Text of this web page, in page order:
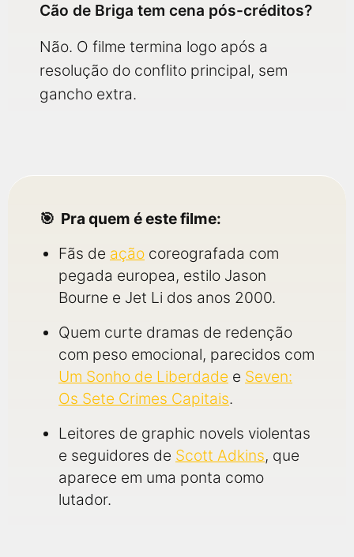
Cão de Briga tem cena pós-créditos?
Não. O filme termina logo após a
resolução do conflito principal, sem
gancho extra.
Pra quem é este filme:
Fãs de ação coreografada com
pegada europea, estilo Jason
Bourne e Jet Li dos anos 2000.
Quem curte dramas de redenção
com peso emocional, parecidos com
Um Sonho de Liberdade e Seven:
Os Sete Crimes Capitais.
Leitores de graphic novels violentas
e seguidores de Scott Adkins, que
aparece em uma ponta como
lutador.